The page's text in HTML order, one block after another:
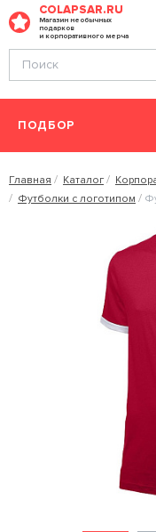
COLAPSAR.RU
Магазин необычных
подарков
и корпоративного мерча
ПОДБОР
Главная Каталог
Футболки с логотипом